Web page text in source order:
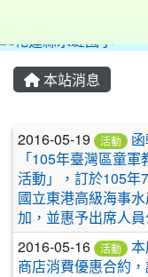
本站消息
文章列表
2016-05-19 活動
「105年臺灣區童
活動」，訂於105年
國立東港高級海事
加，並惠予出席人
2016-05-16 活動
商店消費優惠合約，